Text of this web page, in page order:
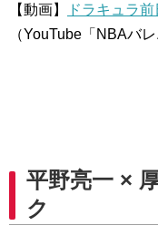
【動画】
ドラキュラ
（YouTube「NBAバ
平野亮一 ×
ク